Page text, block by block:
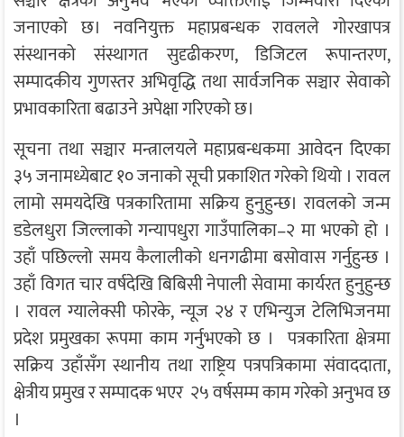
जनाएको छ। नवनियुक्त महाप्रबन्धक रावलले गोरखापत्र
संस्थानको संस्थागत सुदृढीकरण, डिजिटल रूपान्तरण,
सम्पादकीय गुणस्तर अभिवृद्धि तथा सार्वजनिक सञ्चार सेवाको
प्रभावकारिता बढाउने अपेक्षा गरिएको छ।
सूचना तथा सञ्चार मन्त्रालयले महाप्रबन्धकमा आवेदन दिएका
३५ जनामध्येबाट १० जनाको सूची प्रकाशित गरेको थियो । रावल
लामो समयदेखि पत्रकारितामा सक्रिय हुनुहुन्छ। रावलको जन्म
डडेलधुरा जिल्लाको गन्यापधुरा गाउँपालिका–२ मा भएको हो ।
उहाँ पछिल्लो समय कैलालीको धनगढीमा बसोवास गर्नुहुन्छ ।
उहाँ विगत चार वर्षदेखि बिबिसी नेपाली सेवामा कार्यरत हुनुहुन्छ
। रावल ग्यालेक्सी फोरके, न्यूज २४ र एभिन्युज टेलिभिजनमा
प्रदेश प्रमुखका रूपमा काम गर्नुभएको छ । पत्रकारिता क्षेत्रमा
सक्रिय उहाँसँग स्थानीय तथा राष्ट्रिय पत्रपत्रिकामा संवाददाता,
क्षेत्रीय प्रमुख र सम्पादक भएर २५ वर्षसम्म काम गरेको अनुभव छ
।